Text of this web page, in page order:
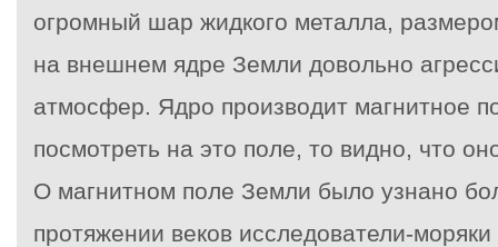
огромный шар жидкого металла,
на внешнем ядре Земли довольно
атмосфер. Ядро производит магнитное
посмотреть на это поле, то видно, что
О магнитном поле Земли было узнано
протяжении веков исследователи-